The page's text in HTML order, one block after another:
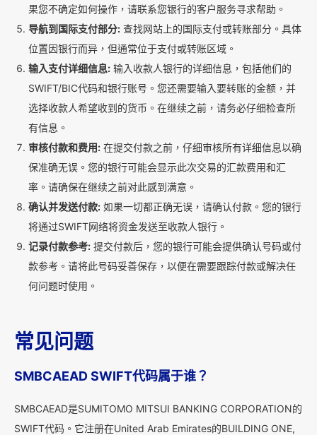
果您不确定如何操作，请联系您银行的客户服务寻求帮助。
导航到国际支付部分: 查找网站上的国际支付或转账部分。具体
位置因银行而异，但通常位于支付或转账区域。
输入支付详细信息: 输入收款人银行的详细信息，包括他们的
SWIFT/BIC代码和银行账号。您还需要输入要转账的金额，并
选择收款人希望收到的货币。在继续之前，请务必仔细检查所
有信息。
审核付款和费用: 在提交付款之前，仔细审核所有详细信息以确
保准确无误。您的银行可能会显示此次交易的汇款费用和汇
率。请确保在继续之前对此感到满意。
确认并发送付款: 如果一切都正确无误，请确认付款。您的银行
将通过SWIFT网络将资金发送至收款人银行。
记录付款参考: 提交付款后，您的银行可能会提供确认号码或付
款参考。请将此号码妥善保存，以便在需要跟踪付款或解决任
何问题时使用。
常见问题
SMBCAEAD SWIFT代码属于谁？
SMBCAEAD是SUMITOMO MITSUI BANKING CORPORATION的
SWIFT代码。它注册在United Arab Emirates的BUILDING ONE,